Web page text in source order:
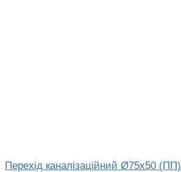
Перехід каналізаційний Ø75х50 (ПП)